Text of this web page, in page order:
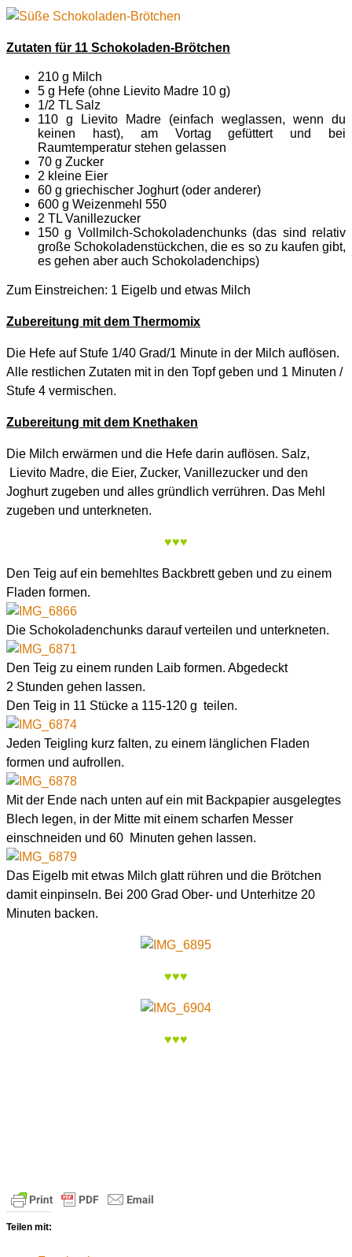
Zutaten für 11 Schokoladen-Brötchen
210 g Milch
5 g Hefe (ohne Lievito Madre 10 g)
1/2 TL Salz
110 g Lievito Madre (einfach weglassen, wenn du
keinen hast), am Vortag gefüttert und bei
Raumtemperatur stehen gelassen
70 g Zucker
2 kleine Eier
60 g griechischer Joghurt (oder anderer)
600 g Weizenmehl 550
2 TL Vanillezucker
150 g Vollmilch-Schokoladenchunks (das sind relativ
große Schokoladenstückchen, die es so zu kaufen gibt,
es gehen aber auch Schokoladenchips)
Zum Einstreichen: 1 Eigelb und etwas Milch
Zubereitung mit dem Thermomix
Die Hefe auf Stufe 1/40 Grad/1 Minute in der Milch auflösen.
Alle restlichen Zutaten mit in den Topf geben und 1 Minuten /
Stufe 4 vermischen.
Zubereitung mit dem Knethaken
Die Milch erwärmen und die Hefe darin auflösen. Salz,
Lievito Madre, die Eier, Zucker, Vanillezucker und den
Joghurt zugeben und alles gründlich verrühren. Das Mehl
zugeben und unterkneten.
♥♥♥
Den Teig auf ein bemehltes Backbrett geben und zu einem
Fladen formen.
Die Schokoladenchunks darauf verteilen und unterkneten.
Den Teig zu einem runden Laib formen. Abgedeckt
2 Stunden gehen lassen.
Den Teig in 11 Stücke a 115-120 g teilen.
Jeden Teigling kurz falten, zu einem länglichen Fladen
formen und aufrollen.
Mit der Ende nach unten auf ein mit Backpapier ausgelegtes
Blech legen, in der Mitte mit einem scharfen Messer
einschneiden und 60 Minuten gehen lassen.
Das Eigelb mit etwas Milch glatt rühren und die Brötchen
damit einpinseln. Bei 200 Grad Ober- und Unterhitze 20
Minuten backen.
♥♥♥
♥♥♥
Teilen mit: